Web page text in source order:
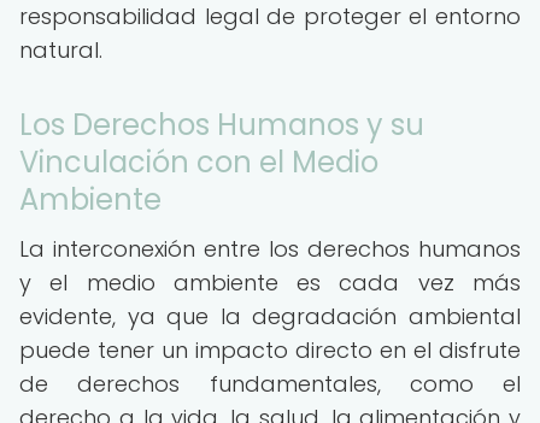
responsabilidad legal de proteger el entorno
natural.
Los Derechos Humanos y su
Vinculación con el Medio
Ambiente
La interconexión entre los derechos humanos
y el medio ambiente es cada vez más
evidente, ya que la degradación ambiental
puede tener un impacto directo en el disfrute
de derechos fundamentales, como el